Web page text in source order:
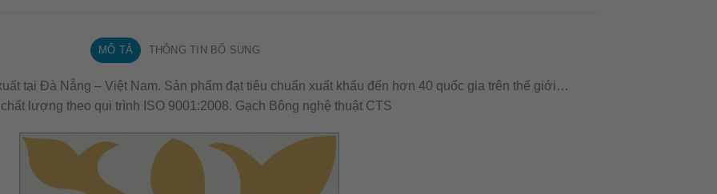
MÔ TẢ THÔNG TIN BỔ SUNG
tại Đà Nẵng – Việt Nam. Sản phẩm đạt tiêu chuẩn xuất khẩu đến hơn 40 quốc gia trên thế giới…
lượng theo qui trình ISO 9001:2008. Gạch Bông nghệ thuật CTS